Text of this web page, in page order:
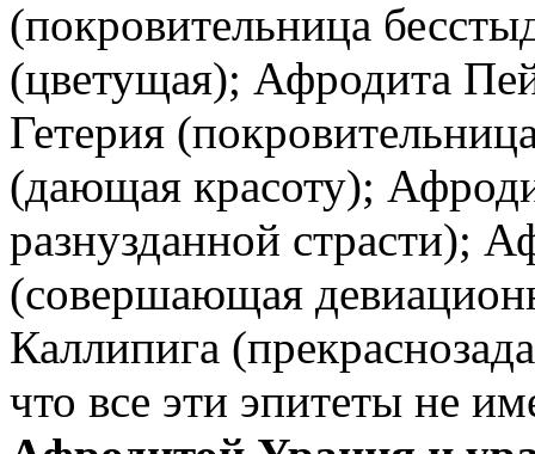
(покровительница
(цветущая); Афродита
Гетерия
(дающая красоту);
разнузданной страсти);
(совершающая
Каллипига
что все эти эпитеты не